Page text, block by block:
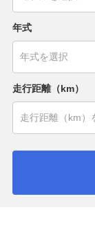
年式
走行距離（km）